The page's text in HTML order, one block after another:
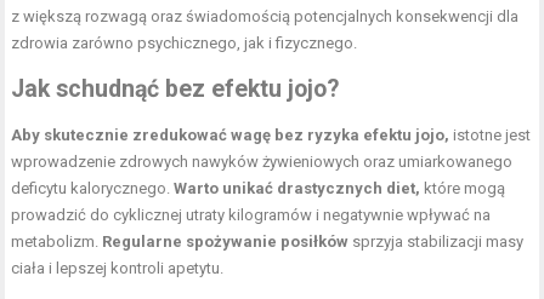
z większą rozwagą oraz świadomością potencjalnych konsekwencji dla
zdrowia zarówno psychicznego, jak i fizycznego.
Jak schudnąć bez efektu jojo?
Aby skutecznie zredukować wagę bez ryzyka efektu jojo, istotne jest
wprowadzenie zdrowych nawyków żywieniowych oraz umiarkowanego
deficytu kalorycznego.Warto unikać drastycznych diet, które mogą
prowadzić do cyklicznej utraty kilogramów i negatywnie wpływać na
metabolizm. Regularne spożywanie posiłków sprzyja stabilizacji masy
ciała i lepszej kontroli apetytu.